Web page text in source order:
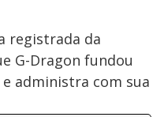
registrada da
G-Dragon fundou
administra com sua